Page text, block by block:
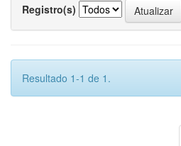
Registro(s)
Resultado 1-1 de 1.